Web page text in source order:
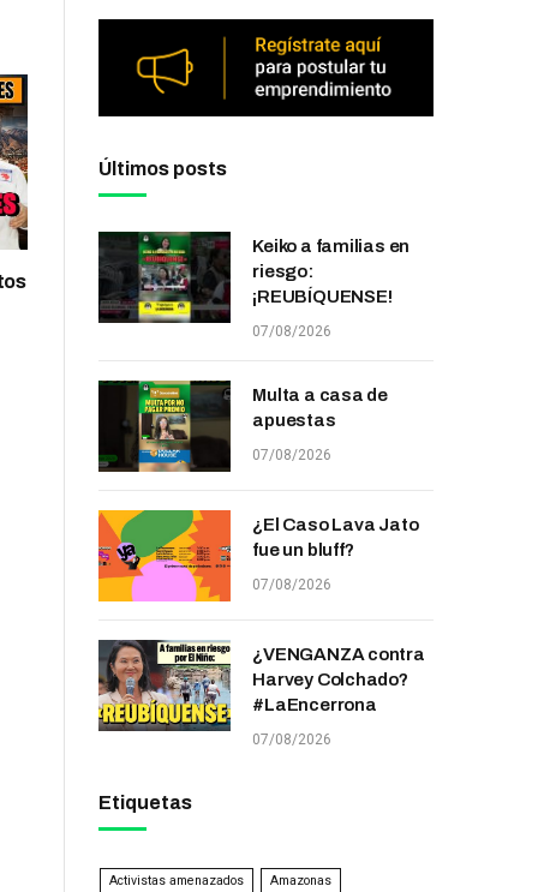
Últimos posts
Keiko a familias en
riesgo:
¡REUBÍQUENSE!
07/08/2026
Multa a casa de
apuestas
07/08/2026
¿El Caso Lava Jato
fue un bluff?
07/08/2026
¿VENGANZA contra
Harvey Colchado?
#LaEncerrona
07/08/2026
Etiquetas
Activistas amenazados Amazonas